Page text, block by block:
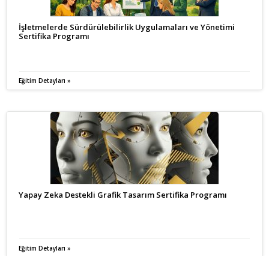
İşletmelerde Sürdürülebilirlik Uygulamaları ve Yönetimi
Sertifika Programı
Eğitim Detayları »
Yapay Zeka Destekli Grafik Tasarım Sertifika Programı
Eğitim Detayları »